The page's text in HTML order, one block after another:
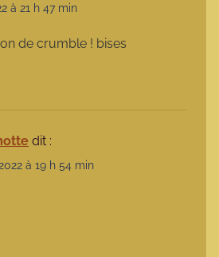
à 21 h 47 min
de crumble ! bises
dit :
à 19 h 54 min